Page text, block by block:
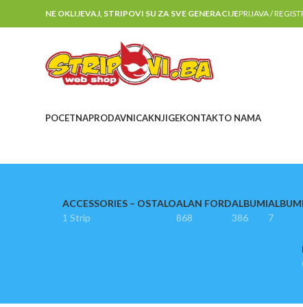
NE OKLIJEVAJ, STRIPOVI SU ZA SVE GENERACIJEPRIJAVA /
POCETNAPRODAVNICAKNJIGEKONTAKTO NAMA
ACCESSORIES – OSTALO
1 Strip
ALAN FORD
868
ALBUMI
386
7